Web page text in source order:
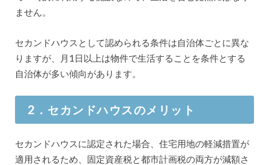
ません。
セカンドハウスとして認められる条件は自治体ごとに異な
りますが、月1日以上は物件で生活することを条件とする
自治体が多い傾向があります。
2．セカンドハウスのメリット
セカンドハウスに認定された場合、住宅用地の軽減措置が
適用されるため、固定資産税と都市計画税の両方が減額さ